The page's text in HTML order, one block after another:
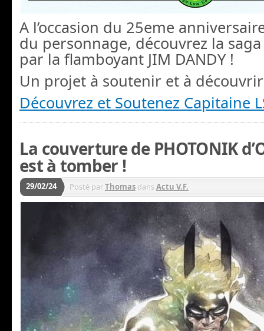
A l’occasion du 25eme
du personnage, découvrez la saga
par la flamboyant JIM DANDY !
Un projet à soutenir et à
Découvrez et Soutenez Capitaine
La couverture de PHOTONIK
est à tomber !
29/02/24 Posté parThomas dansActu V.F.